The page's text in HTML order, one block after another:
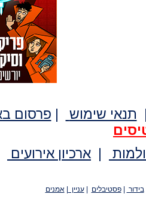
תנאי שימוש | פרסום
| ארכיון אירועים
בידור |פסטיבלים |עניין |אמנים